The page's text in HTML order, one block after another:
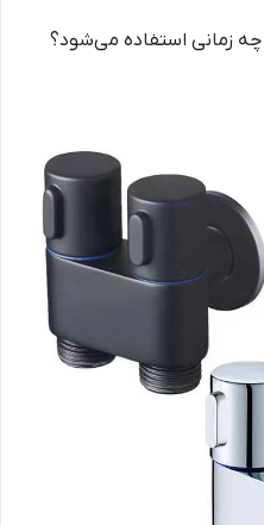
زمانی استفاده می‌شود؟